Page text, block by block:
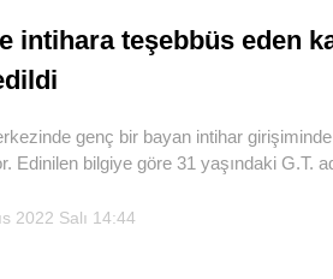
intihara teşebbüs eden
genç bir bayan intihar girişiminde
Edinilen bilgiye göre 31 yaşındaki G.T.
2022 Salı 14:44